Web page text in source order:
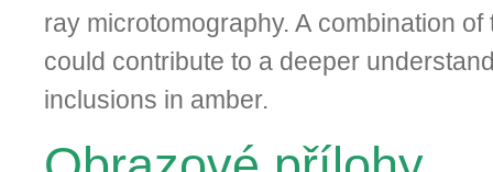
ray microtomography. A combination
could contribute to a deeper
inclusions in amber.